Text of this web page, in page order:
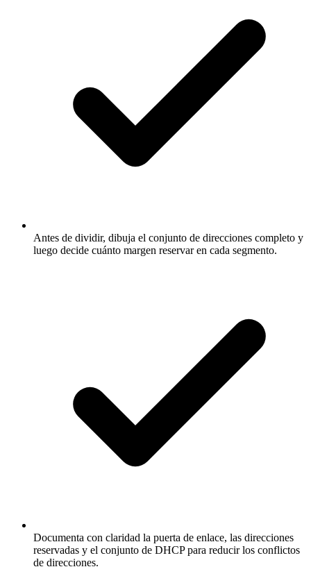
Antes de dividir, dibuja el conjunto de direcciones completo y
luego decide cuánto margen reservar en cada segmento.
Documenta con claridad la puerta de enlace, las direcciones
reservadas y el conjunto de DHCP para reducir los conflictos
de direcciones.